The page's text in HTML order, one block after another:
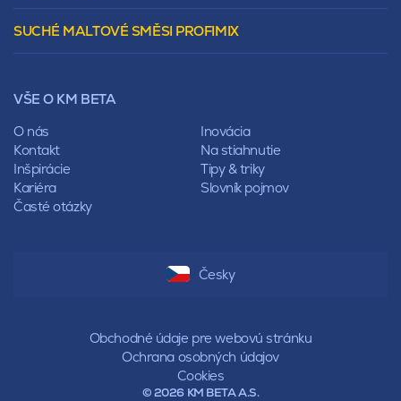
Stanová
Mansardová
Pultová
Sedlová
Polovalbová
Stanová
Mansardová
Pultová
Hodonka
Vencovky
Preklady
Lícové murivo
Pálené zdivo Profiblok
Nosné murivo
Priečky
Vencovky
Preklady
SUCHÉ MALTOVÉ SMĚSI PROFIMIX
VŠE O KM BETA
O nás
Inovácia
Kontakt
Na stiahnutie
Inšpirácie
Tipy & triky
Kariéra
Slovník pojmov
Časté otázky
Česky
© 2026 KM BETA A.S.
Obchodné údaje pre webovú stránku
Ochrana osobných údajov
Cookies